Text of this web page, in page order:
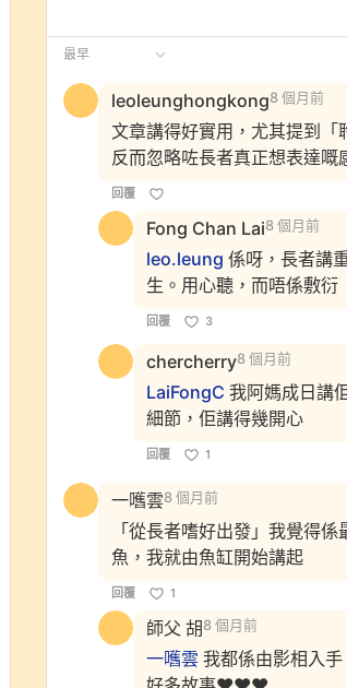
最早
leoleunghongkong8 個月前
文章講得好實用，尤其提到
反而忽略咗長者真正想表達嘅
回覆
Fong Chan Lai8 個月前
leo.leung 係呀，長者講
生。用心聽，而唔係敷衍
回覆 3
chercherry8 個月前
LaiFongC 我阿媽成日講
細節，佢講得幾開心
回覆 1
一嚿雲8 個月前
「從長者嗜好出發」我覺得
魚，我就由魚缸開始講起
回覆 1
師父 胡8 個月前
一嚿雲 我都係由影相入